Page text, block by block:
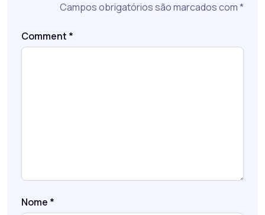
Campos obrigatórios são marcados com*
Comment *
Nome *